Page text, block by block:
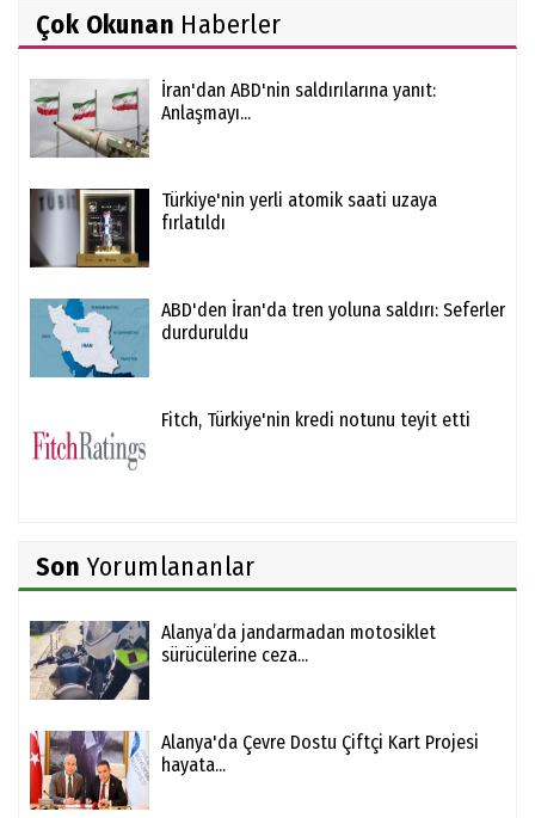
Çok Okunan Haberler
İran'dan ABD'nin saldırılarına yanıt:
Anlaşmayı...
Türkiye'nin yerli atomik saati uzaya
fırlatıldı
ABD'den İran'da tren yoluna saldırı: Seferler
durduruldu
Fitch, Türkiye'nin kredi notunu teyit etti
Son Yorumlananlar
Alanya’da jandarmadan motosiklet
sürücülerine ceza...
Alanya'da Çevre Dostu Çiftçi Kart Projesi
hayata...